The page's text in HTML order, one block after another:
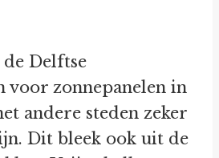
Delftse
voor zonnepanelen in
andere steden zeker
Dit bleek ook uit de